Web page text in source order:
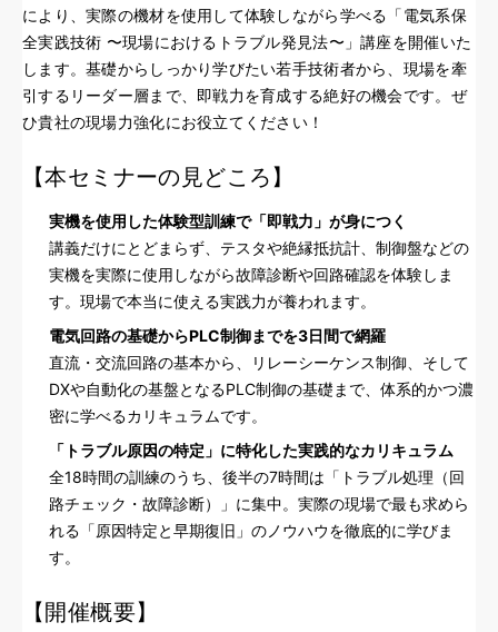
により、実際の機材を使用して体験しながら学べる「電気系保
全実践技術 〜現場におけるトラブル発見法〜」講座を開催いた
します。基礎からしっかり学びたい若手技術者から、現場を牽
引するリーダー層まで、即戦力を育成する絶好の機会です。ぜ
ひ貴社の現場力強化にお役立てください！
【本セミナーの見どころ】
実機を使用した体験型訓練で「即戦力」が身につく
講義だけにとどまらず、テスタや絶縁抵抗計、制御盤などの
実機を実際に使用しながら故障診断や回路確認を体験しま
す。現場で本当に使える実践力が養われます。
電気回路の基礎からPLC制御までを3日間で網羅
直流・交流回路の基本から、リレーシーケンス制御、そして
DXや自動化の基盤となるPLC制御の基礎まで、体系的かつ濃
密に学べるカリキュラムです。
「トラブル原因の特定」に特化した実践的なカリキュラム
全18時間の訓練のうち、後半の7時間は「トラブル処理（回
路チェック・故障診断）」に集中。実際の現場で最も求めら
れる「原因特定と早期復旧」のノウハウを徹底的に学びま
す。
【開催概要】